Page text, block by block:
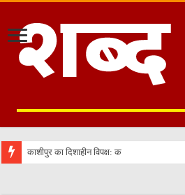
काशीपुर का दिशाहीन विपक्ष: क्या मेयर दीपक